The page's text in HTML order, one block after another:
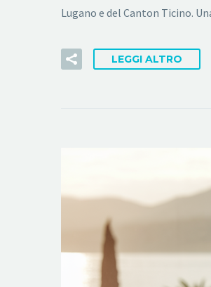
Lugano e del Canton Ticino.
LEGGI ALTRO